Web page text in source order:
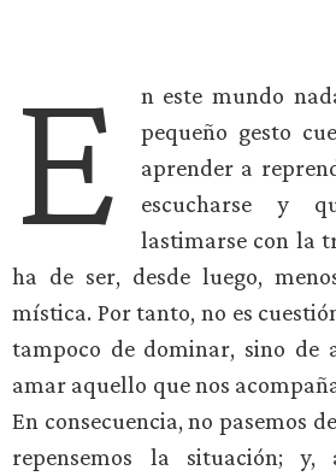
E
n este mundo
pequeño gesto
aprender a
escucharse y
lastimarse con la
ha de ser, desde luego,
mística. Por tanto, no es
tampoco de dominar, sino de
amar aquello que nos
En consecuencia, no pasemos
repensemos la situación; y,